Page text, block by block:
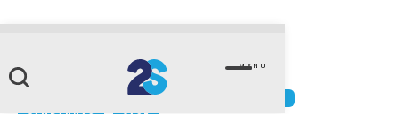
MENU
legislação
ACONTECE NA 2S